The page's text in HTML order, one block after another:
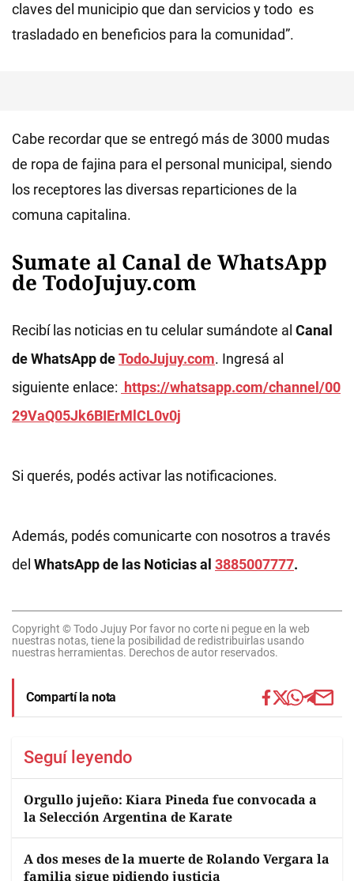
claves del municipio que dan servicios y todo es
trasladado en beneficios para la comunidad”.
Cabe recordar que se entregó más de 3000 mudas
de ropa de fajina para el personal municipal, siendo
los receptores las diversas reparticiones de la
comuna capitalina.
Sumate al Canal de WhatsApp
de TodoJujuy.com
Recibí las noticias en tu celular sumándote al Canal
de WhatsApp deTodoJujuy.com. Ingresá al
siguiente enlace: https://whatsapp.com/channel/00
29VaQ05Jk6BIErMlCL0v0j
Si querés, podés activar las notificaciones.
Además, podés comunicarte con nosotros a través
del WhatsApp de las Noticias al 3885007777.
Copyright © Todo Jujuy Por favor no corte ni pegue en la web
nuestras notas, tiene la posibilidad de redistribuirlas usando
nuestras herramientas. Derechos de autor reservados.
Compartí la nota
Seguí leyendo
Orgullo jujeño: Kiara Pineda fue convocada a
la Selección Argentina de Karate
A dos meses de la muerte de Rolando Vergara la
familia sigue pidiendo justicia